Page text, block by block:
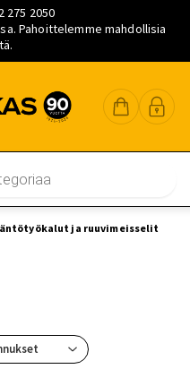
275 2050
Pahoittelemme mahdollisia
ja ruuvimeisselit